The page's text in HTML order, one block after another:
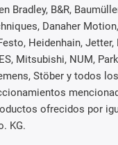
Bradley, B&R,
Danaher
Heidenhain, Jetter,
Mitsubishi, NUM,
Stöber y todos
ofrecidos por
KG.